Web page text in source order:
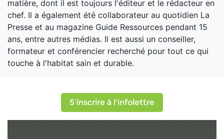
matière, dont il est toujours l'éditeur et le rédacteur en
chef. Il a également été collaborateur au quotidien La
Presse et au magazine Guide Ressources pendant 15
ans, entre autres médias. Il est aussi un conseiller,
formateur et conférencier recherché pour tout ce qui
touche à l'habitat sain et durable.
S'inscrire à l'infolettre